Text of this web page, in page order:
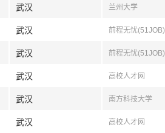
武汉 兰州大学
武汉 前程无忧(51JOB)
武汉 前程无忧(51JOB)
武汉 高校人才网
武汉 南方科技大学
武汉 高校人才网